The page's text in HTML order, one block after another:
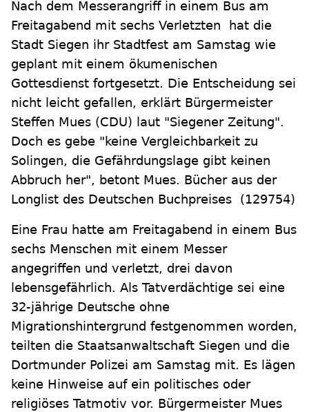
Nach dem Messerangriff in einem Bus am
Freitagabend mit sechs Verletzten hat die
Stadt Siegen ihr Stadtfest am Samstag wie
geplant mit einem ökumenischen
Gottesdienst fortgesetzt. Die Entscheidung sei
nicht leicht gefallen, erklärt Bürgermeister
Steffen Mues (CDU) laut "Siegener Zeitung".
Doch es gebe "keine Vergleichbarkeit zu
Solingen, die Gefährdungslage gibt keinen
Abbruch her", betont Mues. Bücher aus der
Longlist des Deutschen Buchpreises (129754)
Eine Frau hatte am Freitagabend in einem Bus
sechs Menschen mit einem Messer
angegriffen und verletzt, drei davon
lebensgefährlich. Als Tatverdächtige sei eine
32-jährige Deutsche ohne
Migrationshintergrund festgenommen worden,
teilten die Staatsanwaltschaft Siegen und die
Dortmunder Polizei am Samstag mit. Es lägen
keine Hinweise auf ein politisches oder
religiöses Tatmotiv vor. Bürgermeister Mues